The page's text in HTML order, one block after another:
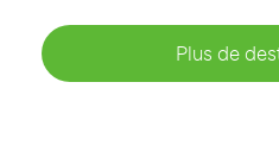
Plus de